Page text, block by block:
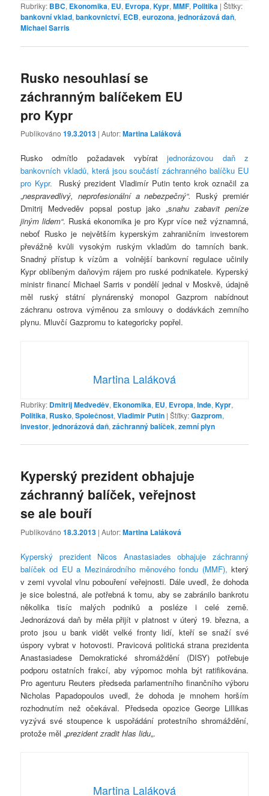
Rubriky: BBC, Ekonomika, EU, Evropa,Kypr,MMF, Politika |Štítky:
bankovní vklad,bankovnictví, ECB,eurozona,jednorázová daň,
Michael Sarris
Rusko nesouhlasí se
záchranným balíčekem EU
pro Kypr
Publikováno19.3.2013 | Autor:Martina Laláková
Rusko odmítlo požadavek vybíratjednorázovou daň z
bankovních vkladů, která jsou součástí záchranného balíčku EU
pro Kypr.
Ruský prezident Vladimír Putin tento krok označil za
„nespravedlivý, neprofesionální a nebezpečný“. Ruský premiér
Dmitrij Medveděv popsal postup jako „snahu zabavit peníze
jiným lidem“. Ruská ekonomika je pro Kypr více než významná,
neboť Rusko je největším kyperským zahraničním investorem
převážně kvůli vysokým ruským vkladům do tamních bank.
Snadný přístup k vízům a volnější bankovní regulace učinily
Kypr oblíbeným daňovým rájem pro ruské podnikatele. Kyperský
ministr financí Michael Sarris v pondělí jednal v Moskvě, údajně
měl ruský státní plynárenský monopol Gazprom nabídnout
záchranu ostrova výměnou za smlouvy o dodávkách zemního
plynu. Mluvčí Gazpromu to kategoricky popřel.
Martina Laláková
Rubriky: Dmitrij Medveděv, Ekonomika, EU, Evropa,Inde,Kypr,
Politika, Rusko,Společnost,Vladimir Putin |Štítky:Gazprom,
investor,jednorázová daň,záchranný balíček,zemní plyn
Kyperský prezident obhajuje
záchranný balíček, veřejnost
se ale bouří
Publikováno18.3.2013 | Autor:Martina Laláková
Kyperský prezident Nicos Anastasiades obhajuje záchranný
balíček od EU a Mezinárodního měnového fondu (MMF), který
v zemi vyvolal vlnu pobouření veřejnosti. Dále uvedl, že dohoda
je sice bolestná, ale potřebná k tomu, aby se zabránilo bankrotu
několika tisíc malých podniků a posléze i celé země.
Jednorázová daň by měla přijít v platnost v úterý 19. března, a
proto jsou u bank vidět velké fronty lidí, kteří se snaží své
úspory vybrat v hotovosti. Pravicová politická strana prezidenta
Anastasiadese Demokratické shromáždění (DISY) potřebuje
podporu ostatních frakcí, aby výpomoc mohla být ratifikována.
Pro agenturu Reuters předseda parlamentního finančního výboru
Nicholas Papadopoulos uvedl, že dohoda je mnohem horším
rozhodnutím než očekával. Předseda opozice George Lillikas
vyzývá své stoupence k uspořádání protestního shromáždění,
protože měl „prezident zradit hlas lidu„.
Martina Laláková